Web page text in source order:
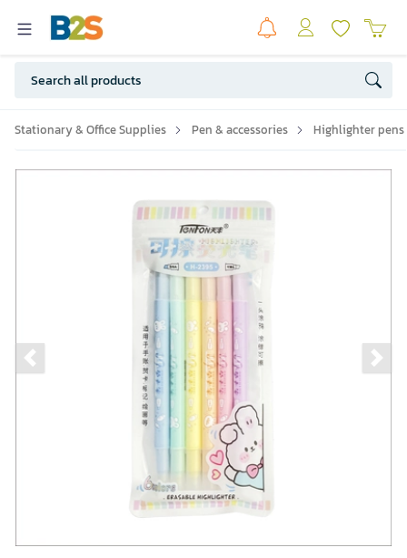
Stationary & Office Supplies Pen & accessories Highlighter pens
Previous slide